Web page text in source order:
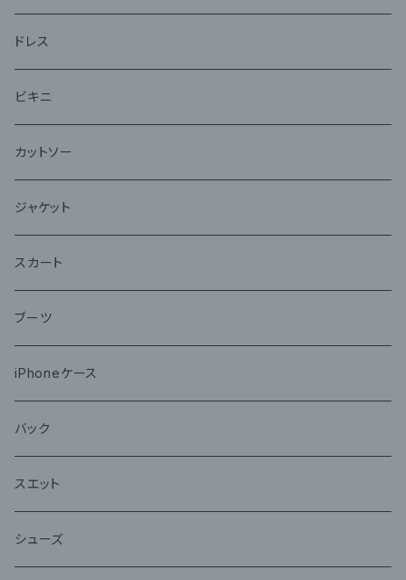
ドレス
ビキニ
カットソー
ジャケット
スカート
ブーツ
iPhoneケース
バック
スエット
シューズ